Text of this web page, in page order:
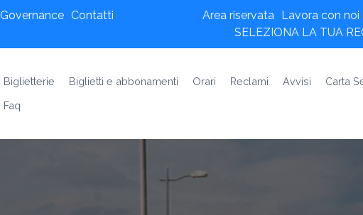
Governance Contatti Area riservata Lavora con noi
SELEZIONA LA TUA
Biglietterie Biglietti e abbonamenti Orari Reclami Avvisi Carta
Faq